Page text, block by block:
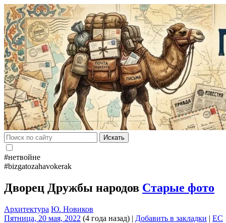
Искать
#нетвойне
#bizgatozahavokerak
Дворец Дружбы народов Старые фото
Архитектура Ю. Новиков
Пятница, 20 мая, 2022 (4 года назад) | Добавить в закладки | EC